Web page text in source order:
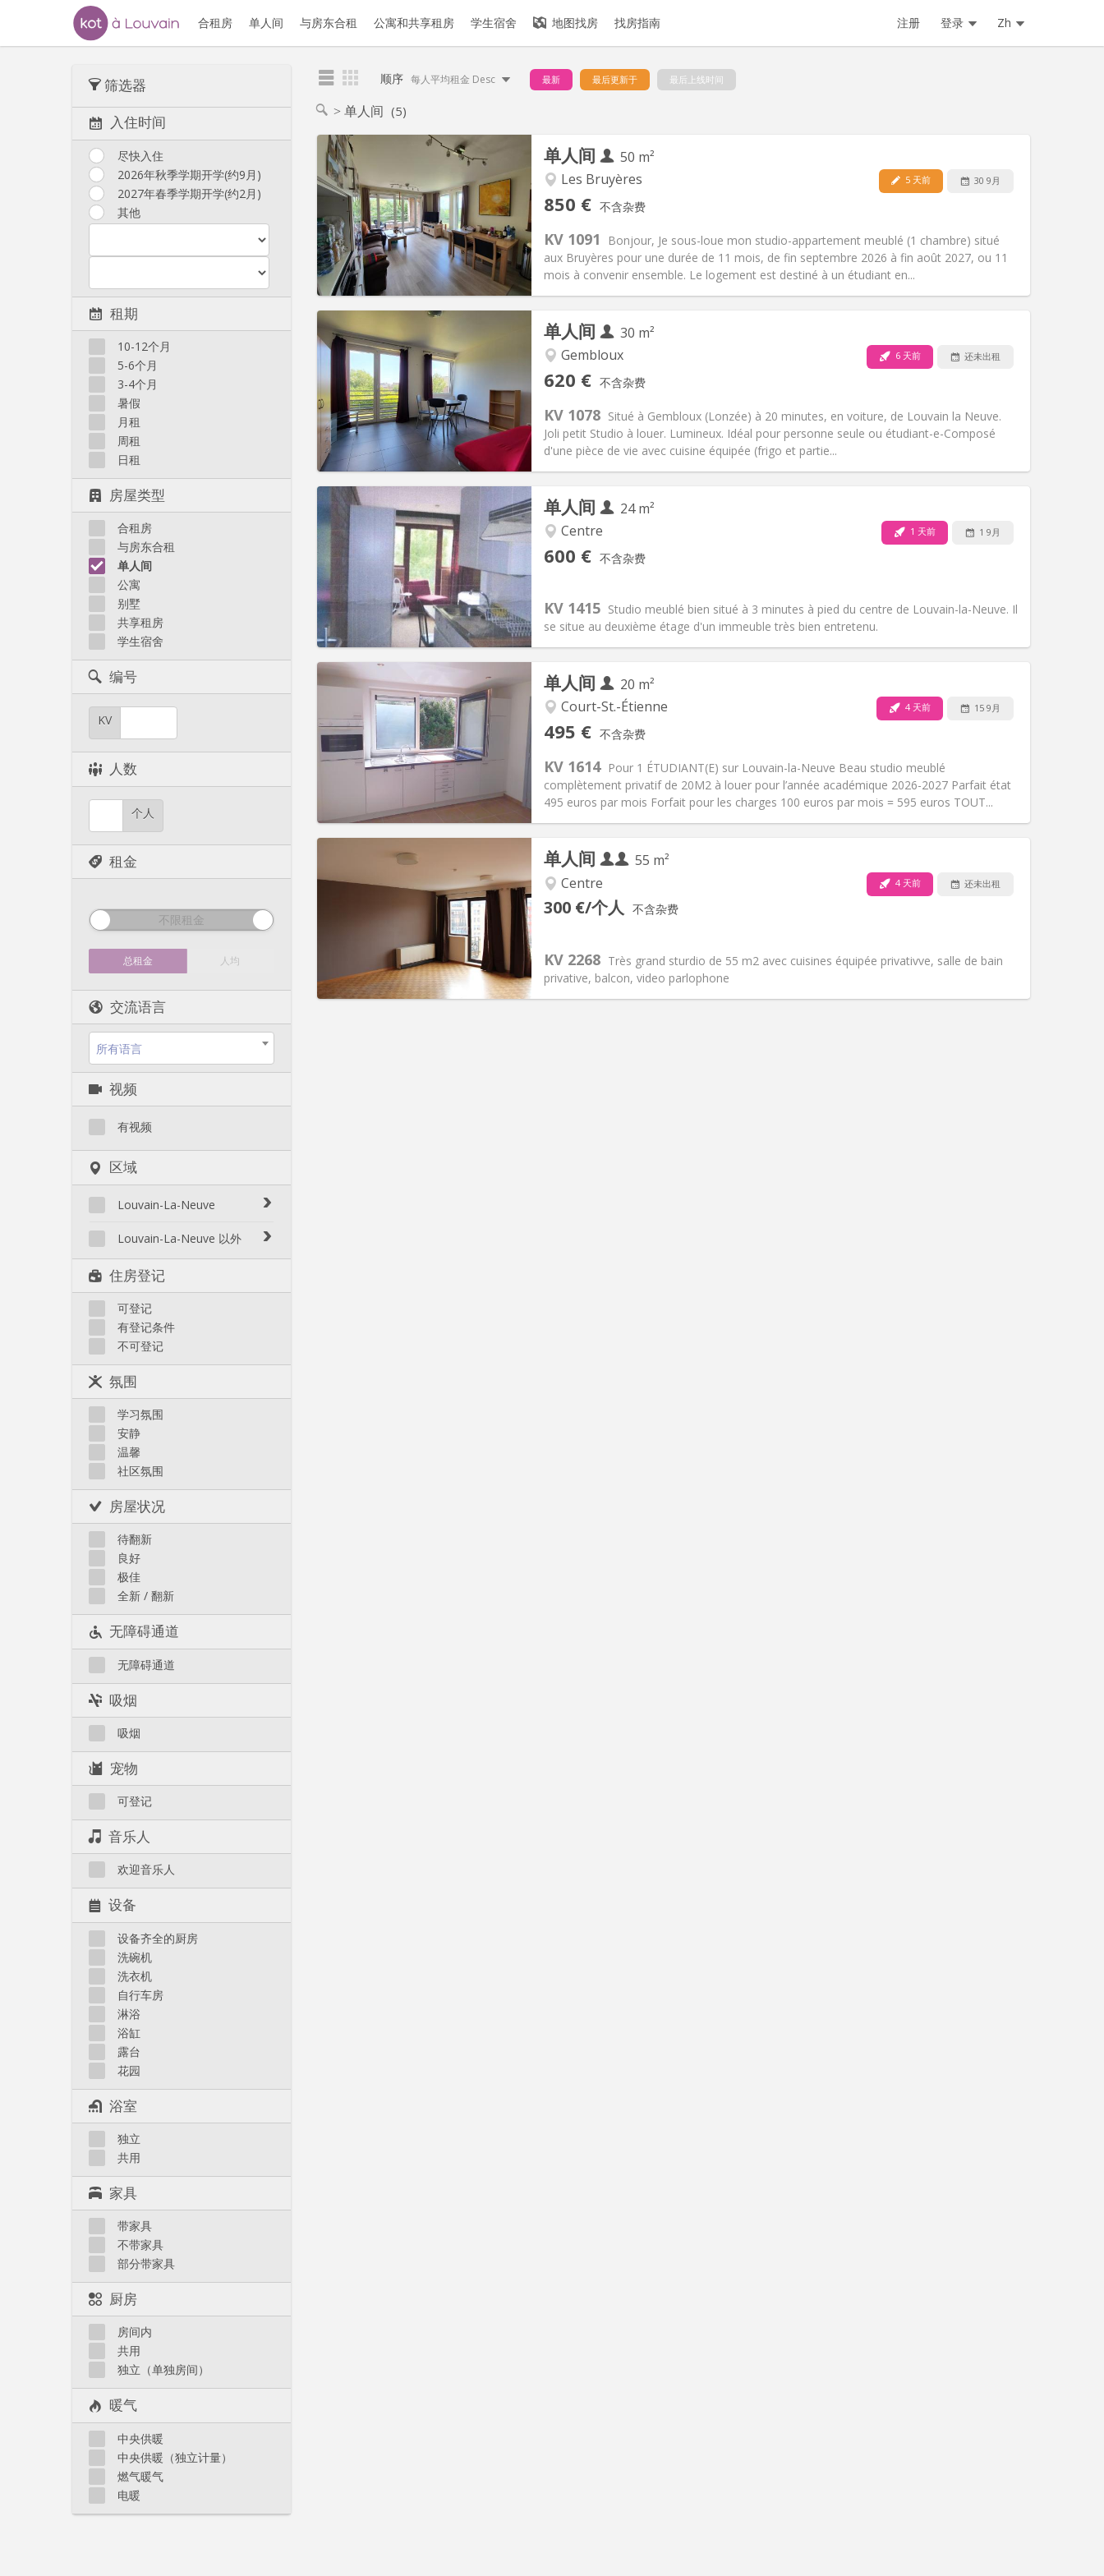
合租房 单人间 与房东合租 公寓和共享租房 学生宿舍 地图找房 找房指南 注册 登录 Zh
筛选器
入住时间
尽快入住
2026年秋季学期开学(约9月)
2027年春季学期开学(约2月)
其他
租期
10-12个月
5-6个月
3-4个月
暑假
月租
周租
日租
房屋类型
合租房
与房东合租
单人间
公寓
别墅
共享租房
学生宿舍
编号
KV
人数
个人
租金
不限租金
总租金 人均
交流语言
所有语言
视频
有视频
区域
Louvain-La-Neuve
Biéreau
Centre
L'Hocaille
La Baraque
Lauzelle
Les Bruyères
Louvain-La-Neuve 以外
Court-St.-Étienne
Gembloux
Genappe
Mont-Saint-Guibert
Nivelles
Ottignies
Rixensart
Walhain
Wavre
其他
住房登记
可登记
有登记条件
不可登记
氛围
学习氛围
安静
温馨
社区氛围
房屋状况
待翻新
良好
极佳
全新 / 翻新
无障碍通道
无障碍通道
吸烟
吸烟
宠物
可登记
音乐人
欢迎音乐人
设备
设备齐全的厨房
洗碗机
洗衣机
自行车房
淋浴
浴缸
露台
花园
浴室
独立
共用
家具
带家具
不带家具
部分带家具
厨房
房间内
共用
独立（单独房间）
暖气
中央供暖
中央供暖（独立计量）
燃气暖气
电暖
顺序 每人平均租金 Desc 最新 最后更新于 最后上线时间
单人间 (5)
单人间
50 m²
Les Bruyères
850 € 不含杂费
5 天前 30 9月
KV 1091
Bonjour, Je sous-loue mon studio-appartement meublé (1 chambre) situé
aux Bruyères pour une durée de 11 mois, de fin septembre 2026 à fin août 2027, ou 11
mois à convenir ensemble. Le logement est destiné à un étudiant en...
实用信息
租金:850 €
水电费:60 €
租期:11个月
住房登记:否
布局
浴室:独立
面积:50 m2
其他
氛围:学习氛围, 温馨, 安静
单人间
30 m²
Gembloux
620 € 不含杂费
6 天前 还未出租
KV 1078 Situé à Gembloux (Lonzée) à 20 minutes, en voiture, de Louvain la Neuve.
Joli petit Studio à louer. Lumineux. Idéal pour personne seule ou étudiant-e-Composé
d'une pièce de vie avec cuisine équipée (frigo et partie...
实用信息
租金:620 €
水电费:150 €
租期:12个月
住房登记:
布局
浴室:独立
面积:30 m2
其他
氛围:安静
单人间
24 m²
Centre
600 € 不含杂费
1 天前 1 9月
KV 1415 Studio meublé bien situé à 3 minutes à pied du centre de Louvain-la-Neuve. Il
se situe au deuxième étage d'un immeuble très bien entretenu.
实用信息
租金: 600 €
水电费: 45 €
租期: 12个月
布局
面积:24 m2
其他
单人间
20 m²
Court-St.-Étienne
495 € 不含杂费
4 天前 15 9月
KV 1614 Pour 1 ÉTUDIANT(E) sur Louvain-la-Neuve Beau studio meublé
complètement privatif de 20M2 à louer pour l’année académique 2026-2027 Parfait état
495 euros par mois Forfait pour les charges 100 euros par mois = 595 euros TOUT...
495 €
水电费:100 €
租期:12个月
住房登记:否
布局
浴室:独立
面积:20 m2
其他
氛围:安静
单人间
55 m²
Centre
300 €/个人 不含杂费
4 天前 还未出租
KV 2268 Très grand sturdio de 55 m2 avec cuisines équipée privativve, salle de bain
privative, balcon, video parlophone
实用信息
600 € (300 €/个人)
70 € (35 €/个人)
12个月
布局
面积:55 m2
私人房间: 3